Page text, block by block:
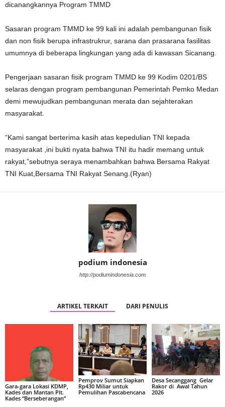
dicanangkannya Program TMMD
Sasaran program TMMD ke 99 kali ini adalah pembangunan fisik
dan non fisik berupa infrastrukrur, sarana dan prasarana fasilitas
umumnya di beberapa lingkungan yang ada di kawasan Sicanang.
Pengerjaan sasaran fisik program TMMD ke 99 Kodim 0201/BS
selaras dengan program pembangunan Pemerintah Pemko Medan
demi mewujudkan pembangunan merata dan sejahterakan
masyarakat.
“Kami sangat berterima kasih atas kepedulian TNI kepada
masyarakat ,ini bukti nyata bahwa TNI itu hadir memang untuk
rakyat,”sebutnya seraya menambahkan bahwa Bersama Rakyat
TNI Kuat,Bersama TNI Rakyat Senang.(Ryan)
podium indonesia
http://podiumindonesia.com
ARTIKEL TERKAIT DARI PENULIS
Gara-gara Lokasi KDMP,
Kades dan Mantan Plt.
Kades “Berseberangan”
Pemprov Sumut Siapkan
Rp430 Miliar untuk
Pemulihan Pascabencana
Desa Secanggang Gelar
Rakor di Awal Tahun
2026